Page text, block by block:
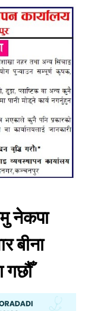
नेकपा
बीना
गछौँ